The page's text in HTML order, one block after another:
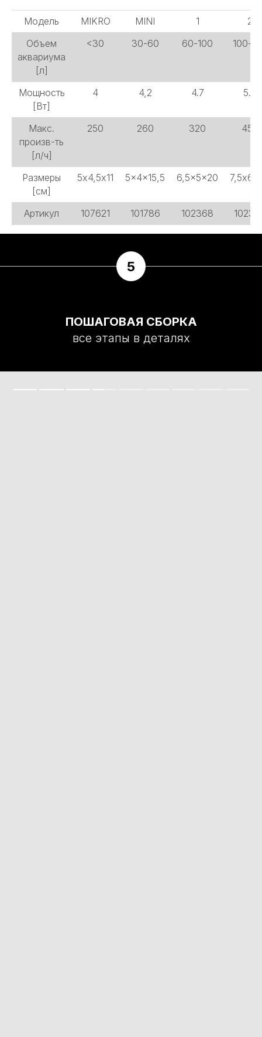
Модель MIKRO MINI 1
2
Объем
аквариума
[л]
<30 30-60 60-100 100-
Мощность
[Вт]
4 4,2 4.7 5.2
Макс.
произв-ть
[л/ч]
250 260 320 450
Размеры
[см]
5х4,5х11 5x4x15,5 6,5x5x20
Артикул 107621 101786 102368
5
ПОШАГОВАЯ СБОРКА
все этапы в деталях